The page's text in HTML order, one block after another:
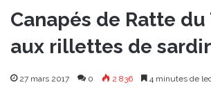
Canapés de Ratte
aux rillettes de
27 mars 2017 0 2 836 4 minutes de